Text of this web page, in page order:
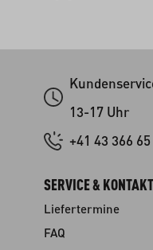
13-17 Uhr
+41 43 366
SERVICE & KONTAKT
Liefertermine
FAQ